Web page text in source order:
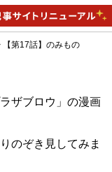
【第17話】のみもの
ザブロウ」の漫画
のぞき見してみま